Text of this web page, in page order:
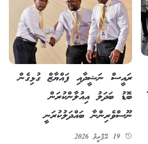
ރައީސް ނަޝީދާއި ފައްޔާޒް ގުޅިގެން
ބޮޑު ބަދަލު އިއުލާންކުރަން
ނޫސްވެރިންނާ ބައްދަލުކުރަނީ
19 އޭޕްރީލު 2026